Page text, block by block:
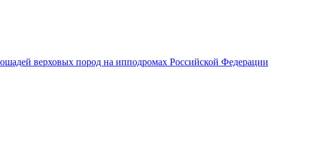
верховых пород на ипподромах Российской Федерации